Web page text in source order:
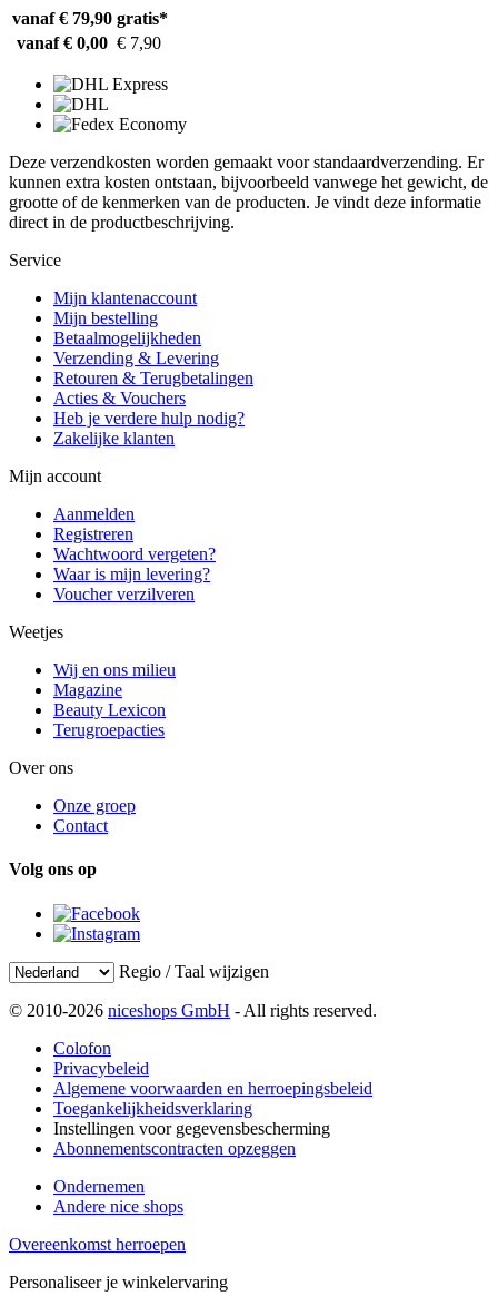
vanaf € 79,90 gratis*
vanaf € 0,00 € 7,90
Deze verzendkosten worden gemaakt voor standaardverzending. Er
kunnen extra kosten ontstaan, bijvoorbeeld vanwege het gewicht, de
grootte of de kenmerken van de producten. Je vindt deze informatie
direct in de productbeschrijving.
Service
Mijn klantenaccount
Mijn bestelling
Betaalmogelijkheden
Verzending & Levering
Retouren & Terugbetalingen
Acties & Vouchers
Heb je verdere hulp nodig?
Zakelijke klanten
Mijn account
Aanmelden
Registreren
Wachtwoord vergeten?
Waar is mijn levering?
Voucher verzilveren
Weetjes
Wij en ons milieu
Magazine
Beauty Lexicon
Terugroepacties
Over ons
Onze groep
Contact
Volg ons op
Regio / Taal wijzigen
© 2010-2026 niceshops GmbH - All rights reserved.
Colofon
Privacybeleid
Algemene voorwaarden en herroepingsbeleid
Toegankelijkheidsverklaring
Instellingen voor gegevensbescherming
Abonnementscontracten opzeggen
Ondernemen
Andere nice shops
Overeenkomst herroepen
Personaliseer je winkelervaring